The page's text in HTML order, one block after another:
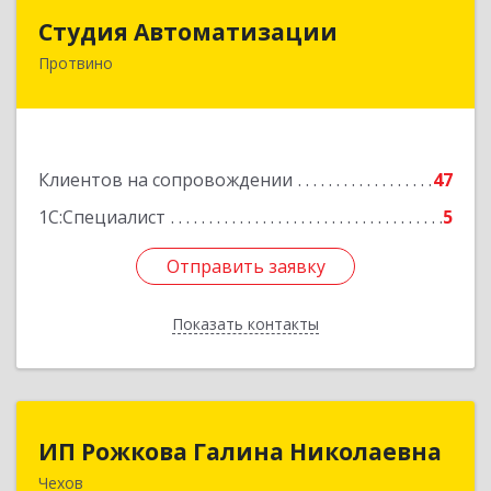
Студия Автоматизации
Протвино
Клиентов на сопровождении
47
1С:Специалист
5
Отправить заявку
Показать контакты
142281, Московская обл, Протвино г, Ленина
Отправить заявку
Назад
ИП Рожкова Галина Николаевна
Чехов